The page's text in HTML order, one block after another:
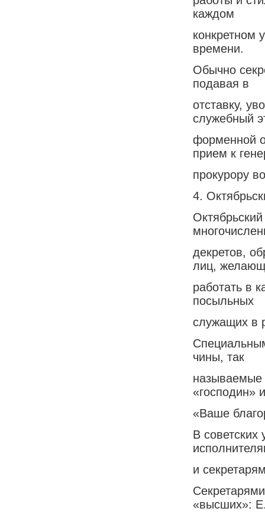
каждом
конкретном
времени.
Обычно
подавая в
отставку,
служебный
форменной
прием к
прокурору
4.
декретов,
лиц,
работать в
посыльных
служащих в
чины, так
называемые
«господин»
«Ваше
В советских
и
«высших»: